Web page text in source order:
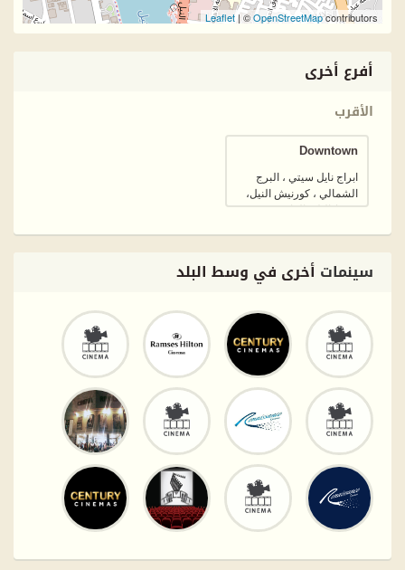
Leaflet | ©OpenStreetMapcontributors
أفرع أخرى
الأقرب
Downtown
ابراج نايل سيتي ، البرج
الشمالي ، كورنيش النيل،
وسط البلد، القاهرة
سينمات أخرى في وسط البلد